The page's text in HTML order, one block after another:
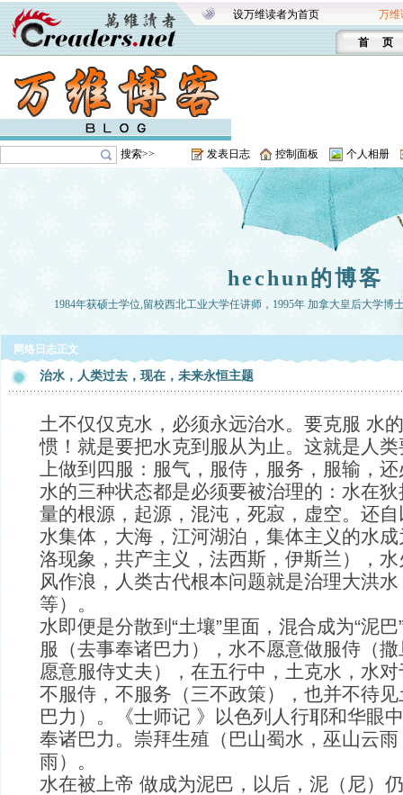
设万维读者为首页 万维
首 页
搜索>> 发表日志 控制面板 个人相册
hechun的博客
1984年获硕士学位,留校西北工业大学任讲师，1995年 加拿大皇后大学博
网络日志正文
治水，人类过去，现在，未来永恒主题
土不仅仅克水，必须永远治水。要克服 水
惯！就是要把水克到服从为止。这就是人类
上做到四服：服气，服侍，服务，服输，
水的三种状态都是必须要被治理的：水在
量的根源，起源，混沌，死寂，虚空。还自
水集体，大海，江河湖泊，集体主义的水
洛现象，共产主义，法西斯，伊斯兰），
风作浪，人类古代根本问题就是治理大洪
等）。
水即便是分散到“土壤”里面，混合成为“泥
服（去事奉诸巴力），水不愿意做服侍（
愿意服侍丈夫），在五行中，土克水，水
不服侍，不服务（三不政策），也并不待
巴力）。《士师记 》以色列人行耶和华眼
奉诸巴力。崇拜生殖（巴山蜀水，巫山云
雨）。
水在被上帝 做成为泥巴，以后，泥（尼）